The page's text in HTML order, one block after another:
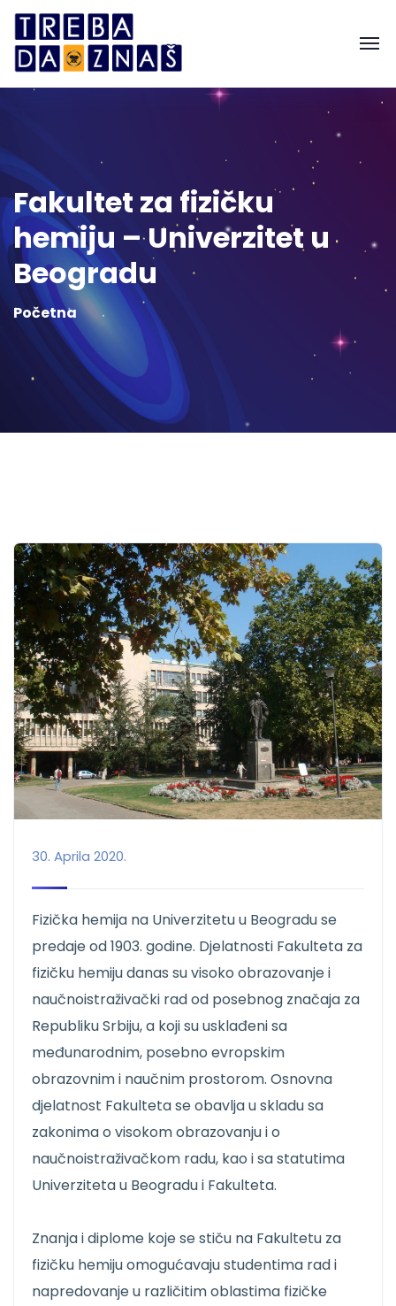
Fakultet za fizičku
hemiju – Univerzitet u
Beogradu
Početna
30. Aprila 2020.
Fizička hemija na Univerzitetu u Beogradu se
predaje od 1903. godine. Djelatnosti Fakulteta za
fizičku hemiju danas su visoko obrazovanje i
naučnoistraživački rad od posebnog značaja za
Republiku Srbiju, a koji su usklađeni sa
međunarodnim, posebno evropskim
obrazovnim i naučnim prostorom. Osnovna
djelatnost Fakulteta se obavlja u skladu sa
zakonima o visokom obrazovanju i o
naučnoistraživačkom radu, kao i sa statutima
Univerziteta u Beogradu i Fakulteta.
Znanja i diplome koje se stiču na Fakultetu za
fizičku hemiju omogućavaju studentima rad i
napredovanje u različitim oblastima fizičke